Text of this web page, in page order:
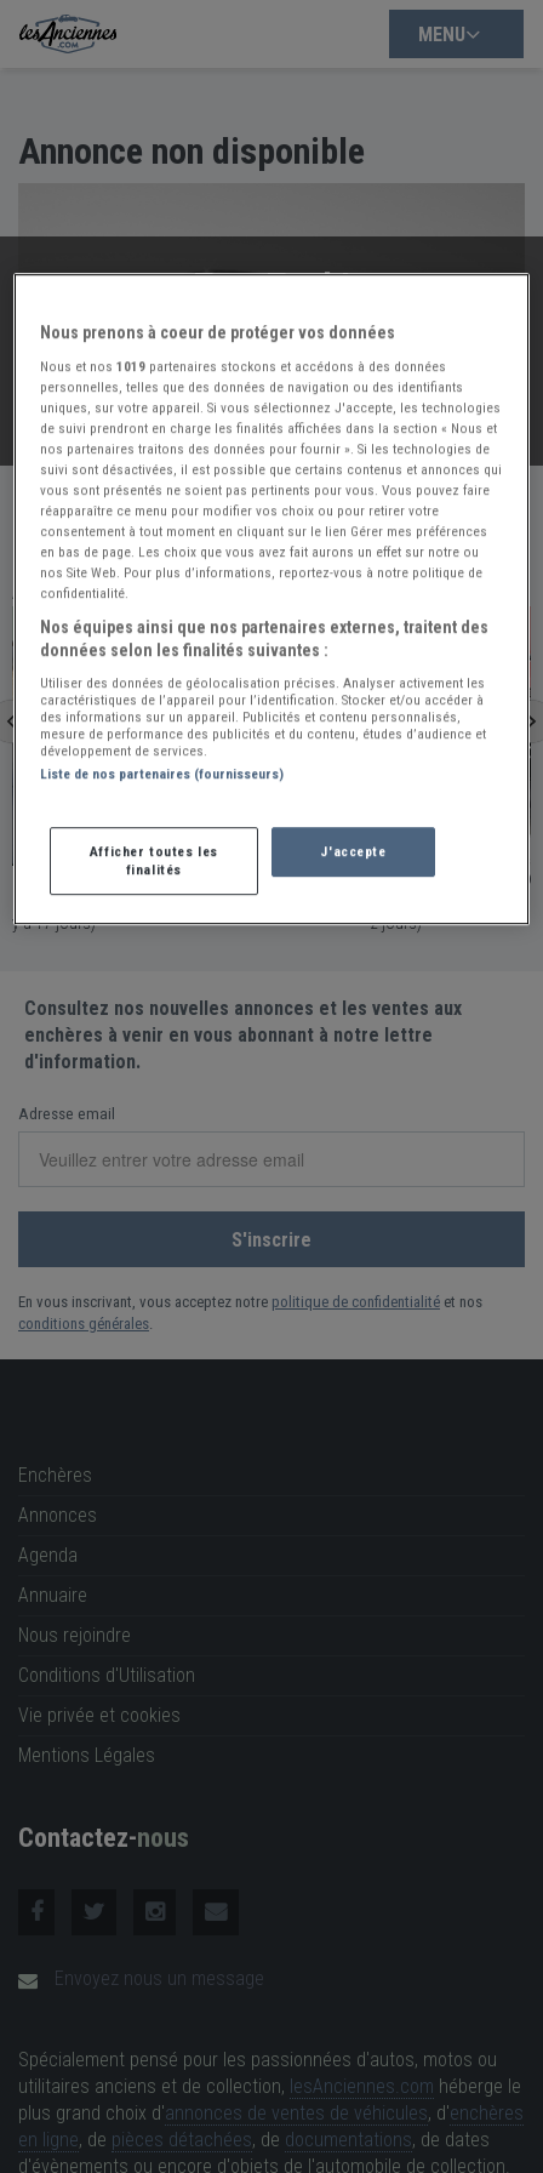
MENU
Annonce non disponible
Trop Tard !
Cette annonce n'est plus disponible :(
VOIR NOS 54317 AUTRES ANNONCES
À VOIR ÉGALEMENT
PRO
Mondragon
PEUGEOT 203 - 2003
France - MONDRAGON / Publiée le 2026-07-23 (Il
y a 17 jours)
PRO
La Boisse
PEUGEOT 203
2 jours)
Consultez nos nouvelles annonces et les ventes aux
enchères à venir en vous abonnant à notre lettre
d'information.
Adresse email
En vous inscrivant, vous acceptez notre politique de confidentialité et nos
conditions générales.
Enchères
Annonces
Agenda
Annuaire
Nous rejoindre
Conditions d'Utilisation
Vie privée et cookies
Mentions Légales
Contactez-nous
Envoyez nous un message
Spécialement pensé pour les passionnées d'autos, motos ou
utilitaires anciens et de collection, lesAnciennes.com héberge le
plus grand choix d'annonces de ventes de véhicules, d'enchères
en ligne, de pièces détachées, de documentations, de dates
d'évènements ou encore d'objets de l'automobile de collection.
Nous prenons à coeur de protéger vos données
Nous et nos1019 partenaires stockons et accédons à des données
personnelles, telles que des données de navigation ou des identifiants
uniques, sur votre appareil. Si vous sélectionnez J'accepte, les technologies
de suivi prendront en charge les finalités affichées dans la section « Nous et
nos partenaires traitons des données pour fournir ». Si les technologies de
suivi sont désactivées, il est possible que certains contenus et annonces qui
vous sont présentés ne soient pas pertinents pour vous. Vous pouvez faire
réapparaître ce menu pour modifier vos choix ou pour retirer votre
consentement à tout moment en cliquant sur le lien Gérer mes préférences
en bas de page. Les choix que vous avez fait aurons un effet sur notre ou
nos Site Web. Pour plus d’informations, reportez-vous à notre politique de
confidentialité.
Nos équipes ainsi que nos partenaires externes, traitent des
données selon les finalités suivantes :
Utiliser des données de géolocalisation précises. Analyser activement les
caractéristiques de l’appareil pour l’identification. Stocker et/ou accéder à
des informations sur un appareil. Publicités et contenu personnalisés,
mesure de performance des publicités et du contenu, études d’audience et
développement de services.
Liste de nos partenaires (fournisseurs)
Afficher toutes les
finalités
J'accepte